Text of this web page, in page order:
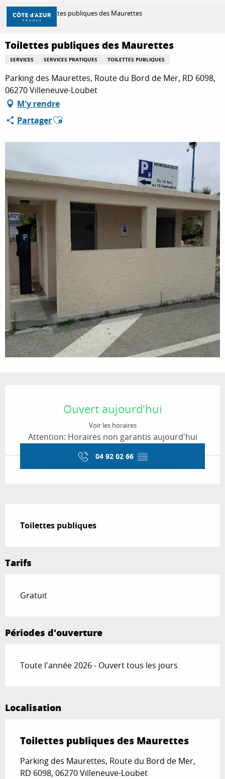
Aller
contenu
principal
DÉCOUVRIR
À FAIRE
SÉJOURNER
Accueil Toilettes publiques des Maurettes
Toilettes publiques des Maurettes
SERVICES SERVICES PRATIQUES TOILETTES PUBLIQUES
Parking des Maurettes, Route du Bord de Mer, RD 6098,
06270 Villeneuve-Loubet
M'y rendre
PartagerAjouter aux favoris
Ouvert aujourd'hui
Voir les horaires
Attention: Horaires non garantis aujourd'hui
04 92 02 66 ▒▒
Toilettes publiques
Tarifs
Gratuit
Périodes d'ouverture
Toute l'année 2026 - Ouvert tous les jours
Localisation
Toilettes publiques des Maurettes
Parking des Maurettes, Route du Bord de Mer,
RD 6098, 06270 Villeneuve-Loubet